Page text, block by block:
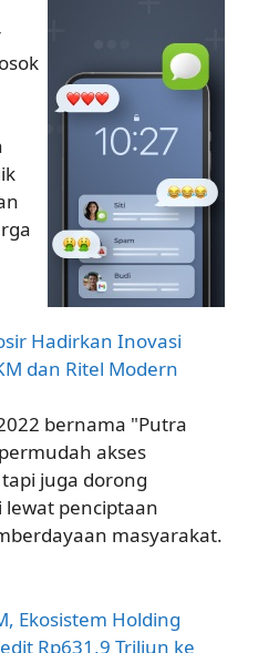
Hadirkan Inovasi
dan Ritel Modern
bernama "Putra
akses
juga dorong
penciptaan
masyarakat.
Ekosistem Holding
Rp631,9 Triliun ke